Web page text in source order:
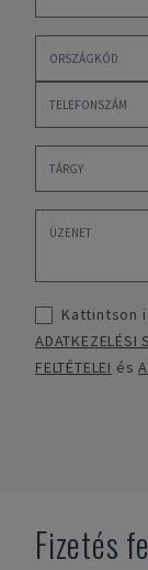
Kattintson
ADATKEZELÉSI
FELTÉTELEI és
Fizetés